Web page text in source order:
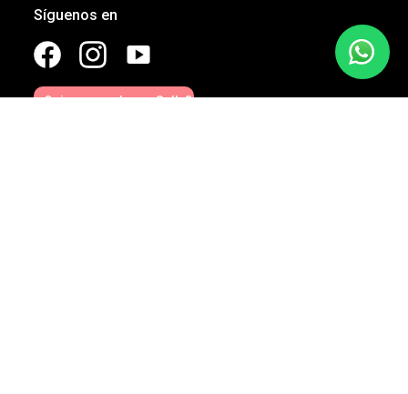
Síguenos en
¿Quieres vender en Sally?